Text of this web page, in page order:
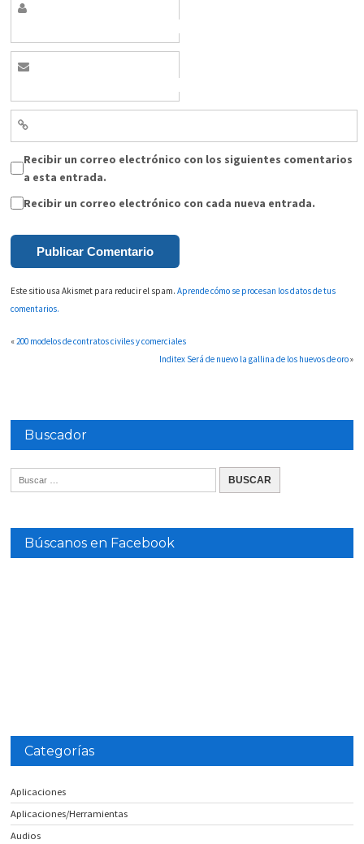
Recibir un correo electrónico con los siguientes comentarios
a esta entrada.
Recibir un correo electrónico con cada nueva entrada.
Este sitio usa Akismet para reducir el spam.Aprende cómo se procesan los datos de tus
comentarios.
«200 modelos de contratos civiles y comerciales
Inditex Será de nuevo la gallina de los huevos de oro»
Buscador
Búscanos en Facebook
Categorías
Aplicaciones
Aplicaciones/Herramientas
Audios